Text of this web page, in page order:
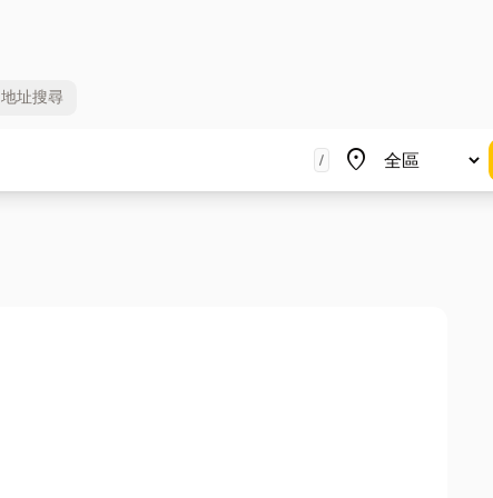
地址搜尋
/ place
地區